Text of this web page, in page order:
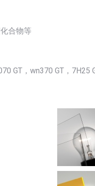
合物等
GT，wn370 GT，7H25